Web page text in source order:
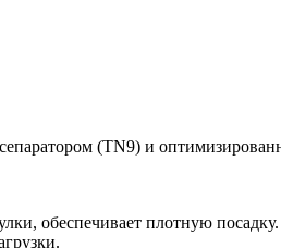
(TN9) и
обеспечивает плотную посадку.